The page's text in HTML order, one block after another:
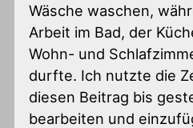
Wäsche waschen,
Arbeit im Bad, der
Wohn- und
durfte. Ich nutzte die
diesen Beitrag bis
bearbeiten und